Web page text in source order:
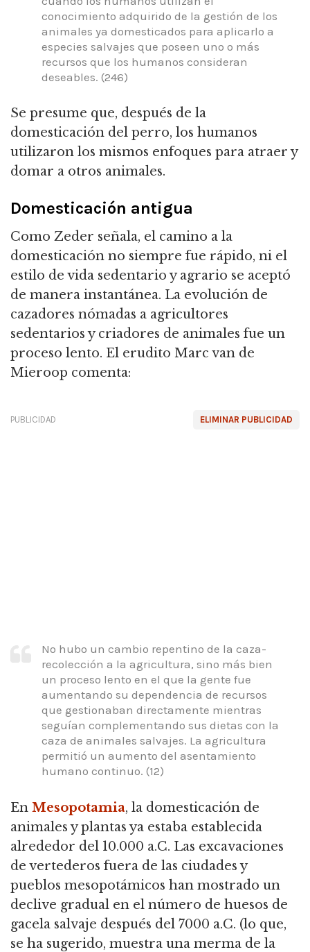
conocimiento adquirido de la gestión de los
animales ya domesticados para aplicarlo a
especies salvajes que poseen uno o más
recursos que los humanos consideran
deseables. (246)
Se presume que, después de la
domesticación del perro, los humanos
utilizaron los mismos enfoques para atraer y
domar a otros animales.
Domesticación antigua
Como Zeder señala, el camino a la
domesticación no siempre fue rápido, ni el
estilo de vida sedentario y agrario se aceptó
de manera instantánea. La evolución de
cazadores nómadas a agricultores
sedentarios y criadores de animales fue un
proceso lento. El erudito Marc van de
Mieroop comenta:
ELIMINAR PUBLICIDAD
PUBLICIDAD
No hubo un cambio repentino de la caza-
recolección a la agricultura, sino más bien
un proceso lento en el que la gente fue
aumentando su dependencia de recursos
que gestionaban directamente mientras
seguían complementando sus dietas con la
caza de animales salvajes. La agricultura
permitió un aumento del asentamiento
humano continuo. (12)
En Mesopotamia, la domesticación de
animales y plantas ya estaba establecida
alrededor del 10.000 a.C. Las excavaciones
de vertederos fuera de las ciudades y
pueblos mesopotámicos han mostrado un
declive gradual en el número de huesos de
gacela salvaje después del 7000 a.C. (lo que,
se ha sugerido, muestra una merma de la